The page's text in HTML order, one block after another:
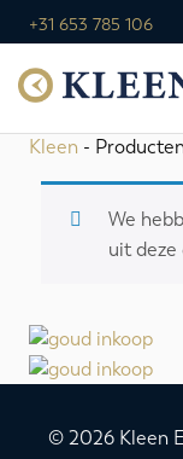
+31 653 785 106
Kleen -
We
uit
© 2026 Kleen